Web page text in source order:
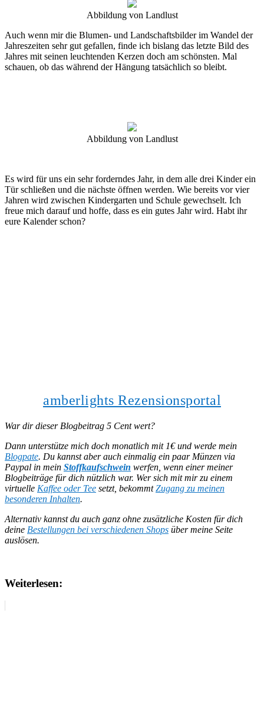
Abbildung von Landlust
Auch wenn mir die Blumen- und Landschaftsbilder im Wandel der
Jahreszeiten sehr gut gefallen, finde ich bislang das letzte Bild des
Jahres mit seinen leuchtenden Kerzen doch am schönsten. Mal
schauen, ob das während der Hängung tatsächlich so bleibt.
Abbildung von Landlust
Es wird für uns ein sehr forderndes Jahr, in dem alle drei Kinder ein
Tür schließen und die nächste öffnen werden. Wie bereits vor vier
Jahren wird zwischen Kindergarten und Schule gewechselt. Ich
freue mich darauf und hoffe, dass es ein gutes Jahr wird. Habt ihr
eure Kalender schon?
amberlights Rezensionsportal
War dir dieser Blogbeitrag 5 Cent wert?
Dann unterstütze mich doch monatlich mit 1€ und werde mein
Blogpate. Du kannst aber auch einmalig ein paar Münzen via
Paypal in mein Stoffkaufschwein werfen, wenn einer meiner
Blogbeiträge für dich nützlich war. Wer sich mit mir zu einem
virtuelle Kaffee oder Tee setzt, bekommtZugang zu meinen
besonderen Inhalten.
Alternativ kannst du auch ganz ohne zusätzliche Kosten für dich
deine Bestellungen bei verschiedenen Shops über meine Seite
auslösen.
Weiterlesen: